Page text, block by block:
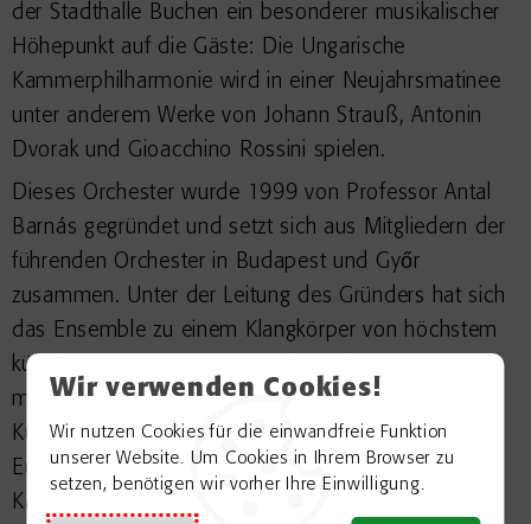
Wir verwenden Cookies!
Wir nutzen Cookies für die einwandfreie Funktion
unserer Website. Um Cookies in Ihrem Browser zu
setzen, benötigen wir vorher Ihre Einwilligung.
der Stadthalle Buchen ein besonderer musikalischer
Höhepunkt auf die Gäste: Die Ungarische
Kammerphilharmonie wird in einer Neujahrsmatinee
unter anderem Werke von Johann Strauß, Antonin
Dvorak und Gioacchino Rossini spielen.
Dieses Orchester wurde 1999 von Professor Antal
Barnás gegründet und setzt sich aus Mitgliedern der
führenden Orchester in Budapest und Győr
zusammen. Unter der Leitung des Gründers hat sich
das Ensemble zu einem Klangkörper von höchstem
künstlerischem Niveau entwickelt; das Orchester ist
mittlerweile ein fester Bestandteil der europäischen
Kulturszene und der ausgezeichnete Ruf in ganz
Europa ist absolut verdient. Die Ungarische
Kammerphilharmonie musizierte unter anderem mit